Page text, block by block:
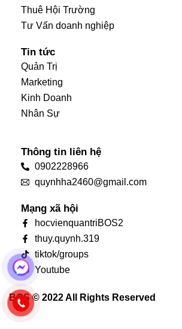
Thuê Hội Trường
Tư Vấn doanh nghiệp
Tin tức
Quản Trị
Marketing
Kinh Doanh
Nhân Sự
Thông tin liên hệ
0902228966
quynhha2460@gmail.com
Mạng xã hội
hocvienquantriBOS2
thuy.quynh.319
tiktok/groups
Youtube
BOS © 2022 All Rights Reserved